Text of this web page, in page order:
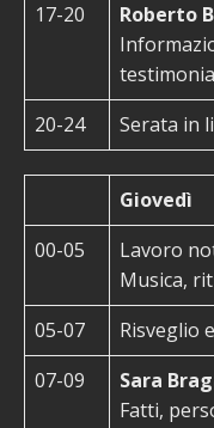
17-20
Roberto
20-24
Serata in
Giovedì
00-05
Lavoro
Musica,
05-07
Risveglio
07-09
Sara
Fatti,